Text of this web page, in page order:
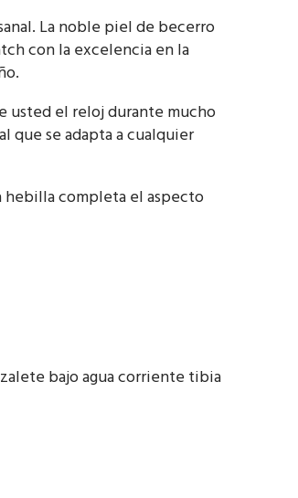
La noble piel de becerro
con la excelencia en la
usted el reloj durante mucho
que se adapta a cualquier
hebilla completa el aspecto
bajo agua corriente tibia